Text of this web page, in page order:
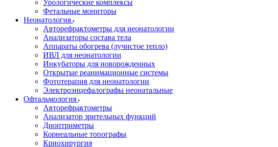
Урологические комплексы
Фетальные мониторы
Неонатология
Авторефрактометры для неонатологии
Анализаторы состава тела
Аппараты обогрева (лучистое тепло)
ИВЛ для неонатологии
Инкубаторы для новорожденных
Открытые реанимационные системы
Фототерапия для неонатологии
Электроэнцефалографы неонатальные
Офтальмология
Авторефрактометры
Анализатор зрительных функций
Диоптриметры
Корнеальные топографы
Криохирургия